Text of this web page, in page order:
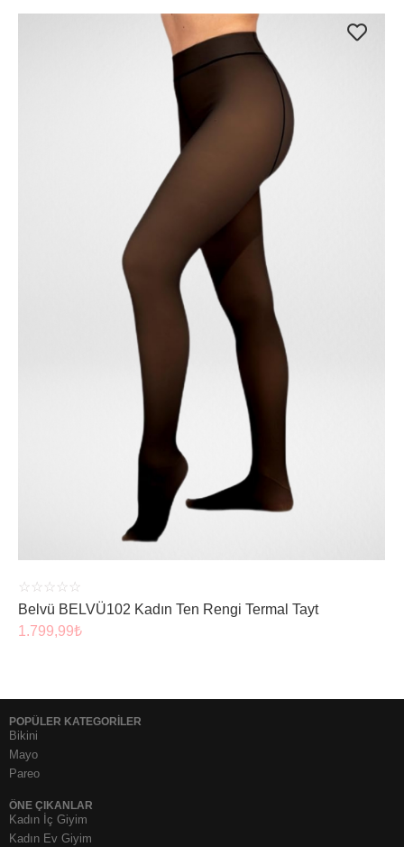
ÜRÜNÜ İNCELE
☆ ☆ ☆ ☆ ☆
Belvü BELVÜ102 Kadın Ten Rengi Termal Tayt
1.799,99₺
POPÜLER KATEGORİLER
Bikini
Mayo
Pareo
ÖNE ÇIKANLAR
Kadın İç Giyim
Kadın Ev Giyim